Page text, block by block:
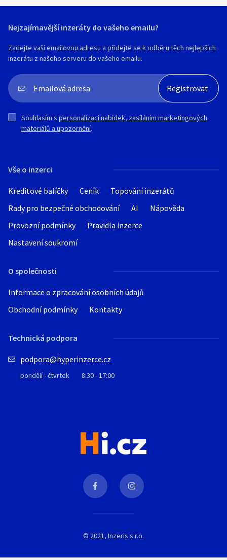
Vše o inzerci
Kreditové balíčky Ceník
Topování inzerátů
Rady pro bezpečné obchodování
AI
Nápověda
Provozní podmínky
Pravidla inzerce
Nastavení soukromí
O společnosti
Informace o zpracování osobních údajů
Obchodní podmínky
Kontakty
Technická podpora
podpora@hyperinzerce.cz
pondělí - čtvrtek 8:30 - 17:00
Nejzajímavější inzeráty do vašeho emailu?
Zadejte vaši emailovou adresu a přidejte se k odběru těch nejlepších
inzerátu z našeho serveru do vašeho emailu.
Souhlasím s personalizací nabídek, zasíláním marketingových
materiálů a upozornění.
© 2021, Inzeris s.r.o.